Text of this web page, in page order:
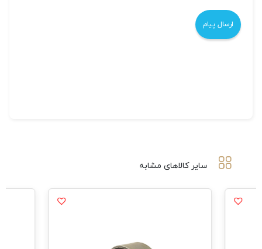
سایر کالاهای مشابه